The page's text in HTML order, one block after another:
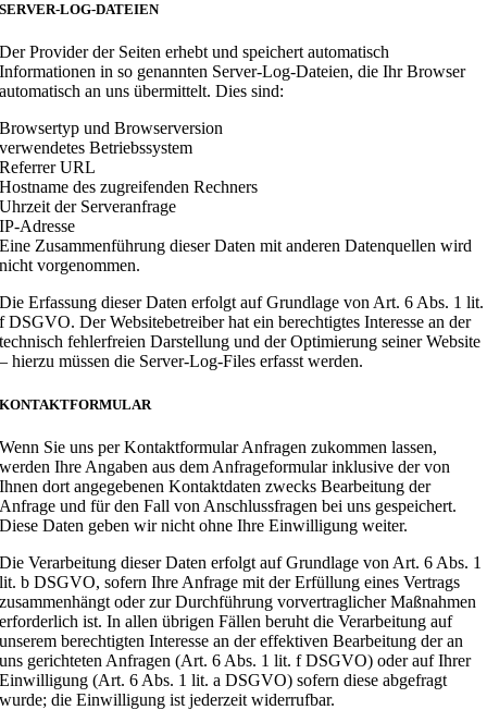
SERVER-LOG-DATEIEN
Der Provider der Seiten erhebt und speichert automatisch
Informationen in so genannten Server-Log-Dateien, die Ihr Browser
automatisch an uns übermittelt. Dies sind:
Browsertyp und Browserversion
verwendetes Betriebssystem
Referrer URL
Hostname des zugreifenden Rechners
Uhrzeit der Serveranfrage
IP-Adresse
Eine Zusammenführung dieser Daten mit anderen Datenquellen wird
nicht vorgenommen.
Die Erfassung dieser Daten erfolgt auf Grundlage von Art. 6 Abs. 1 lit.
f DSGVO. Der Websitebetreiber hat ein berechtigtes Interesse an der
technisch fehlerfreien Darstellung und der Optimierung seiner Website
– hierzu müssen die Server-Log-Files erfasst werden.
KONTAKTFORMULAR
Wenn Sie uns per Kontaktformular Anfragen zukommen lassen,
werden Ihre Angaben aus dem Anfrageformular inklusive der von
Ihnen dort angegebenen Kontaktdaten zwecks Bearbeitung der
Anfrage und für den Fall von Anschlussfragen bei uns gespeichert.
Diese Daten geben wir nicht ohne Ihre Einwilligung weiter.
Die Verarbeitung dieser Daten erfolgt auf Grundlage von Art. 6 Abs. 1
lit. b DSGVO, sofern Ihre Anfrage mit der Erfüllung eines Vertrags
zusammenhängt oder zur Durchführung vorvertraglicher Maßnahmen
erforderlich ist. In allen übrigen Fällen beruht die Verarbeitung auf
unserem berechtigten Interesse an der effektiven Bearbeitung der an
uns gerichteten Anfragen (Art. 6 Abs. 1 lit. f DSGVO) oder auf Ihrer
Einwilligung (Art. 6 Abs. 1 lit. a DSGVO) sofern diese abgefragt
wurde; die Einwilligung ist jederzeit widerrufbar.